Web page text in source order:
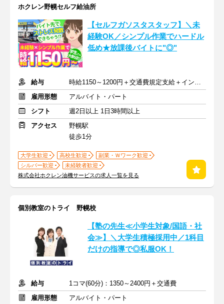
ホクレン野幌セルフ給油所
【セルフガソスタスタッフ】＼未
経験OK／シンプル作業でハードル
低め★放課後バイトに"◎"
給与
時給1150～1200円＋交通費規定支給＋インセンティブ
雇用形態
アルバイト・パート
シフト
週2日以上 1日3時間以上
アクセス
野幌駅
徒歩1分
大学生歓迎 高校生歓迎
副業・Ｗワーク歓迎
シルバー歓迎
未経験者歓迎
株式会社ホクレン油機サービスの求人一覧を見る
個別教室のトライ 野幌校
【塾の先生≪小学生対象/国語・社
会≫】＼大学生積極採用中／1科目
だけの指導で◎私服OK！
給与
1コマ(60分)：1350～2400円＋交通費
雇用形態
アルバイト・パート